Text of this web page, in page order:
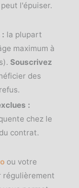
l'épuiser.
: la plupart
maximum à
Souscrivez
des
:
chez le
contrat.
ou votre
régulièrement